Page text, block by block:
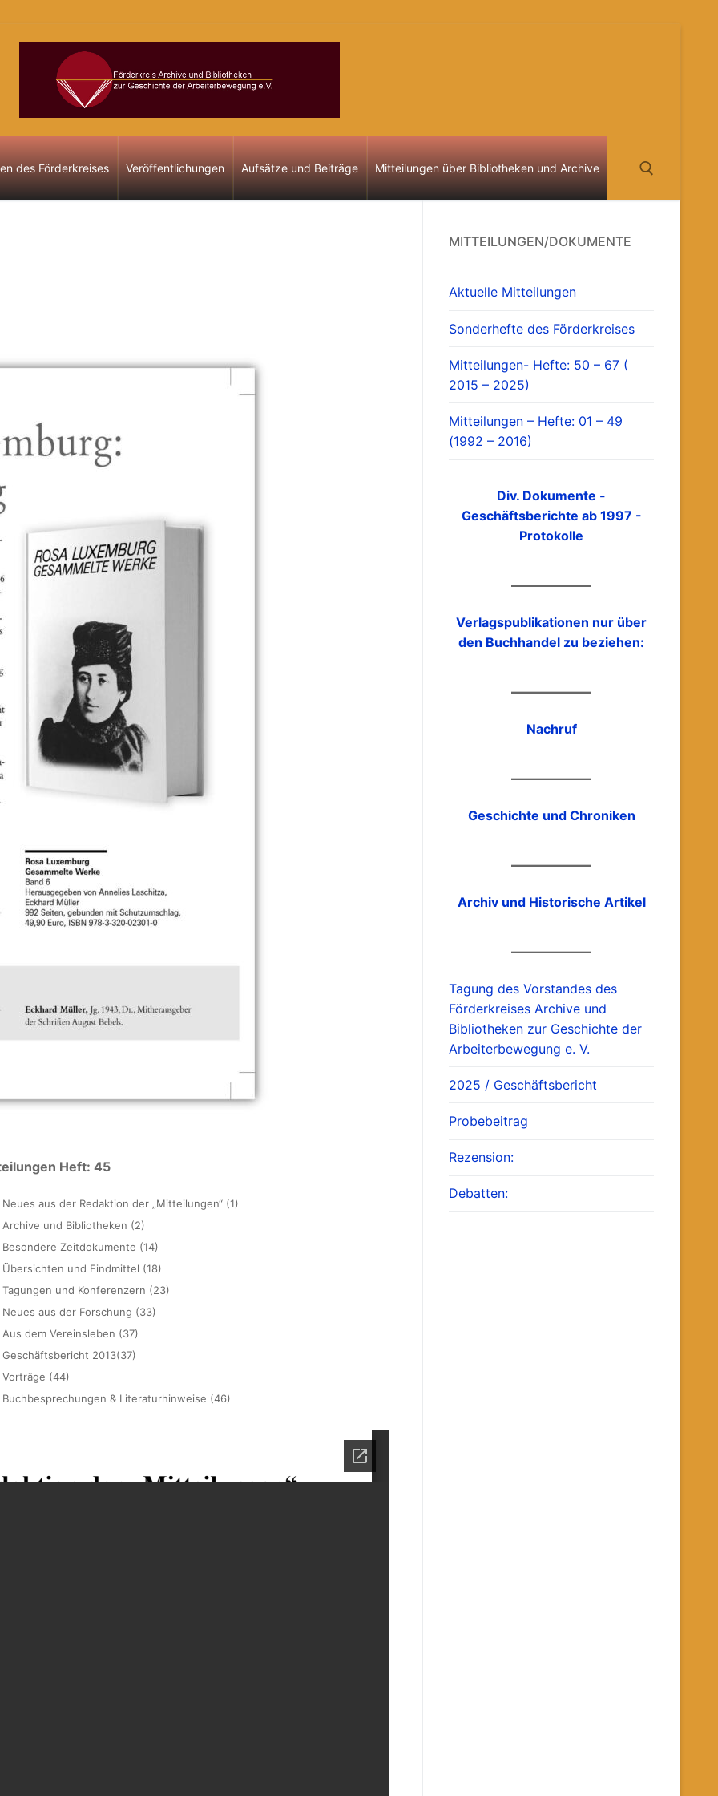
des Förderkreises Veröffentlichungen Aufsätze und Beiträge Mitteilungen über Bibliotheken und Archive
Heft: 45
Neues aus der Redaktion der „Mitteilungen“ (1)
Archive und Bibliotheken (2)
Besondere Zeitdokumente (14)
Übersichten und Findmittel (18)
Tagungen und Konferenzern (23)
Neues aus der Forschung (33)
Aus dem Vereinsleben (37)
Geschäftsbericht 2013(37)
Vorträge (44)
Buchbesprechungen & Literaturhinweise (46)
MITTEILUNGEN/DOKUMENTE
Aktuelle Mitteilungen
Sonderhefte des Förderkreises
Mitteilungen- Hefte: 50 – 67 (
2015 – 2025)
Mitteilungen – Hefte: 01 – 49
(1992 – 2016)
Div. Dokumente -
Geschäftsberichte ab 1997 -
Protokolle
Verlagspublikationen nur über
den Buchhandel zu beziehen:
Nachruf
Geschichte und Chroniken
Archiv und Historische Artikel
Tagung des Vorstandes des
Förderkreises Archive und
Bibliotheken zur Geschichte der
Arbeiterbewegung e. V.
2025 / Geschäftsbericht
Probebeitrag
Rezension:
Debatten: